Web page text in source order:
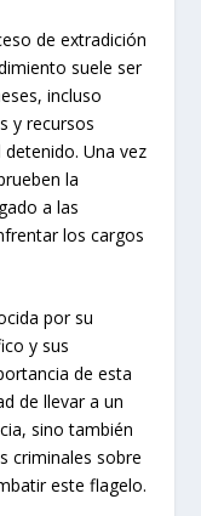
de extradición
suele ser
incluso
y recursos
Una vez
la
a las
los cargos
por su
y sus
de esta
de llevar a un
sino también
criminales sobre
este flagelo.